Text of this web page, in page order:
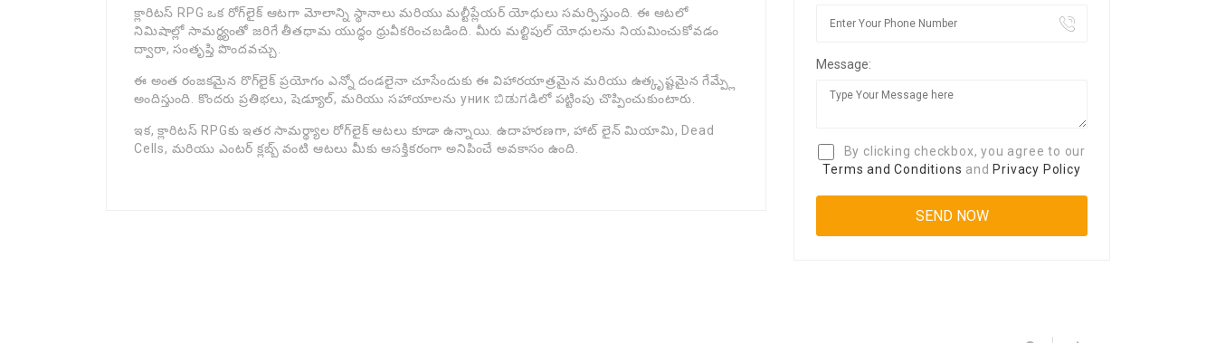
క్లారిటస్ RPG ఒక రోగ్‌లైక్ ఆటగా మోలాన్ని స్థానాలు మరియు మల్టీప్లేయర్ యోధులు సమర్పిస్తుంది. ఈ ఆటలో
నిమిషాల్లో సామర్థ్యంతో జరిగే తీతధామ యుద్ధం ధ్రువీకరించబడింది. మీరు మల్టిపుల్ యోధులను నియమించుకోవడం
ద్వారా, సంతృప్తి పొందవచ్చు.
ఈ అంత రంజకమైన రొగ్‌లైక్ ప్రయోగం ఎన్నో దండలైనా చూసేందుకు ఈ విహారయాత్రమైన మరియు ఉత్కృష్టమైన గేమ్ప్లే
అందిస్తుంది. కొందరు ప్రతిభలు, షెడ్యూల్, మరియు సహాయాలను уник ಬಿಡುಗడిలో పట్టింపు చొప్పించుకుంటారు.
ఇక, క్లారిటస్ RPGకు ఇతర సామర్థ్యాల రోగ్‌లైక్ ఆటలు కూడా ఉన్నాయి. ఉదాహరణగా, హాట్ లైన్ మియామి, Dead
Cells, మరియు ఎంటర్ క్లబ్బ్ వంటి ఆటలు మీకు ఆసక్తికరంగా అనిపించే అవకాసం ఉంది.
Message:
By clicking checkbox, you agree to our
Terms and Conditions and Privacy Policy